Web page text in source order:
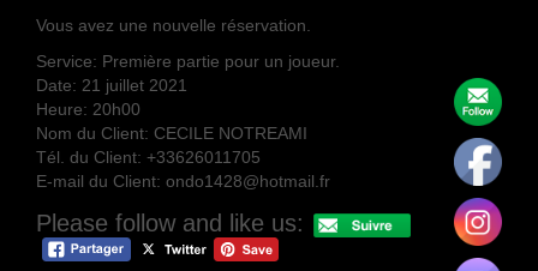
Vous avez une nouvelle réservation.
Service: Première partie pour un joueur.
Date: 21 juillet 2021
Heure: 20h00
Nom du Client: CECILE NOTREAMI
Tél. du Client: +33626011705
E-mail du Client: ondo1428@hotmail.fr
Please follow and like us: